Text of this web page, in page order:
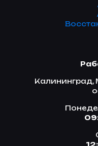
Калининград,